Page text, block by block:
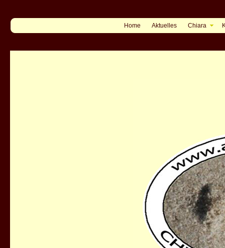
Home Aktuelles Chiara